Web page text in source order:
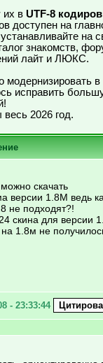
их в UTF-8
доступен на
на
знакомств,
лайт и ЛЮКС.
модернизировать в
исправить
2026 год.
скачать
версии 1.8М ведь
не подходят?!
скина для версии
1.8м не
- 23:33:44